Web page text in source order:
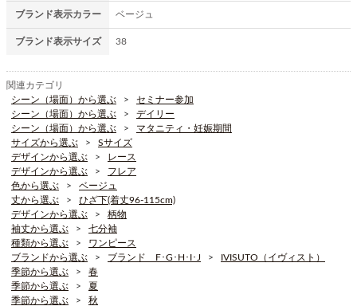
ブランド表示カラー ベージュ
ブランド表示サイズ 38
関連カテゴリ
シーン（場面）から選ぶ
セミナー参加
シーン（場面）から選ぶ
デイリー
シーン（場面）から選ぶ
マタニティ・妊娠期間
サイズから選ぶ
Sサイズ
デザインから選ぶ
レース
デザインから選ぶ
フレア
色から選ぶ
ベージュ
丈から選ぶ
ひざ下(着丈96-115cm)
デザインから選ぶ
柄物
袖丈から選ぶ
七分袖
種類から選ぶ
ワンピース
ブランドから選ぶ
ブランド F･G･H･I･J
IVISUTO（イヴィスト）
季節から選ぶ
春
季節から選ぶ
夏
季節から選ぶ
秋